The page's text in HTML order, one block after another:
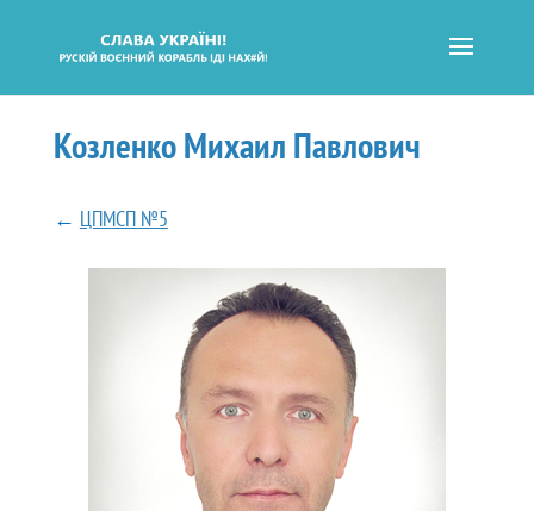
Козленко Михаил Павлович
← ЦПМСП №5